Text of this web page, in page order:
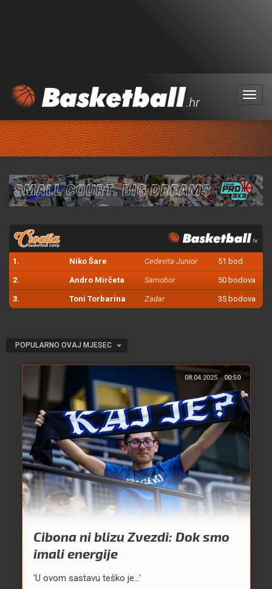
Menu
1. Niko Šare Cedevita Junior 51 bod
2. Andro Mirčeta Samobor 50 bodova
3. Toni Torbarina Zadar 35 bodova
POPULARNO OVAJ MJESEC
08.04.2025. 00:50
Cibona ni blizu Zvezdi: Dok smo
imali energije
'U ovom sastavu teško je...'